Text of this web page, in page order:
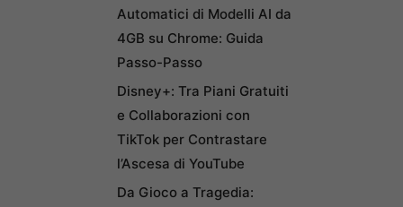
Automatici di Modelli AI da
4GB su Chrome: Guida
Passo-Passo
Disney+: Tra Piani Gratuiti
e Collaborazioni con
TikTok per Contrastare
l’Ascesa di YouTube
Da Gioco a Tragedia: